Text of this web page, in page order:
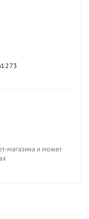
магазина и может